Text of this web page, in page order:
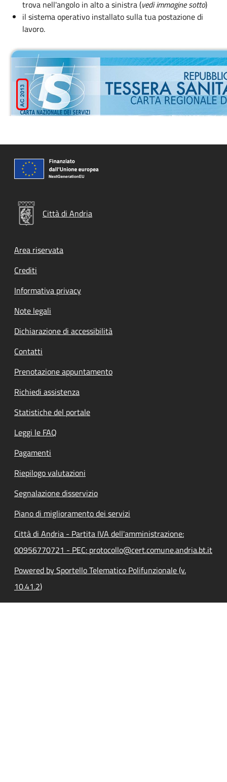
trova nell'angolo in alto a sinistra (vedi immagine sotto)
il sistema operativo installato sulla tua postazione di
lavoro.
Città di Andria
Footer menu
Area riservata
Crediti
Informativa privacy
Note legali
Dichiarazione di accessibilità
Contatti
Prenotazione appuntamento
Richiedi assistenza
Statistiche del portale
Leggi le FAQ
Pagamenti
Riepilogo valutazioni
Segnalazione disservizio
Piano di miglioramento dei servizi
Città di Andria - Partita IVA dell'amministrazione:
00956770721 - PEC: protocollo@cert.comune.andria.bt.it
Powered by Sportello Telematico Polifunzionale (v.
10.41.2)